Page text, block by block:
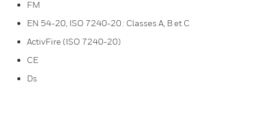
FM
EN 54-20, ISO 7240-20 : Classes A, B et C
ActivFire (ISO 7240-20)
CE
Ds